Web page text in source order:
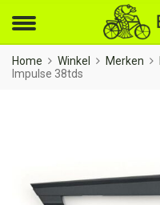
Home Winkel Merken
Impulse 38tds